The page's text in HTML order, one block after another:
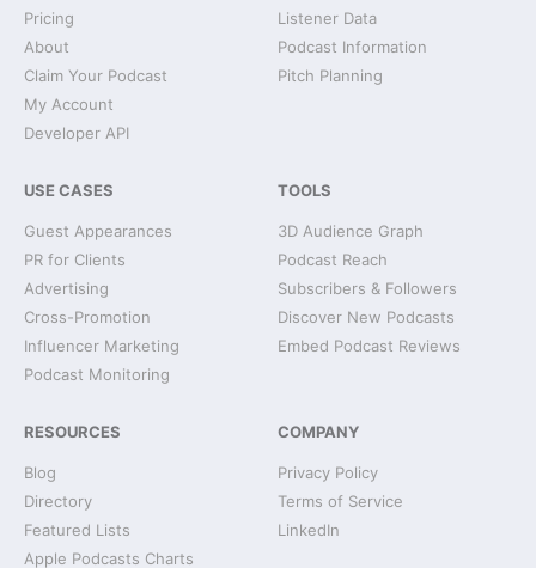
Pricing
About
Claim Your Podcast
My Account
Developer API
Listener Data
Podcast Information
Pitch Planning
USE CASES
Guest Appearances
PR for Clients
Advertising
Cross-Promotion
Influencer Marketing
Podcast Monitoring
TOOLS
3D Audience Graph
Podcast Reach
Subscribers & Followers
Discover New Podcasts
Embed Podcast Reviews
RESOURCES
Blog
Directory
Featured Lists
Apple Podcasts Charts
COMPANY
Privacy Policy
Terms of Service
LinkedIn